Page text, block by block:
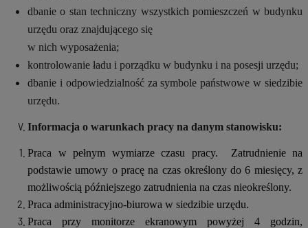
dbanie o stan techniczny wszystkich pomieszczeń w budynku
urzędu oraz znajdującego się
w nich wyposażenia;
kontrolowanie ładu i porządku w budynku i na posesji urzędu;
dbanie i odpowiedzialność za symbole państwowe w siedzibie
urzędu.
Informacja o warunkach pracy na danym stanowisku:
Praca w pełnym wymiarze czasu pracy. Zatrudnienie na
podstawie umowy o pracę na czas określony do 6 miesięcy, z
możliwością późniejszego zatrudnienia na czas nieokreślony.
Praca administracyjno-biurowa w siedzibie urzędu.
Praca przy monitorze ekranowym powyżej 4 godzin,